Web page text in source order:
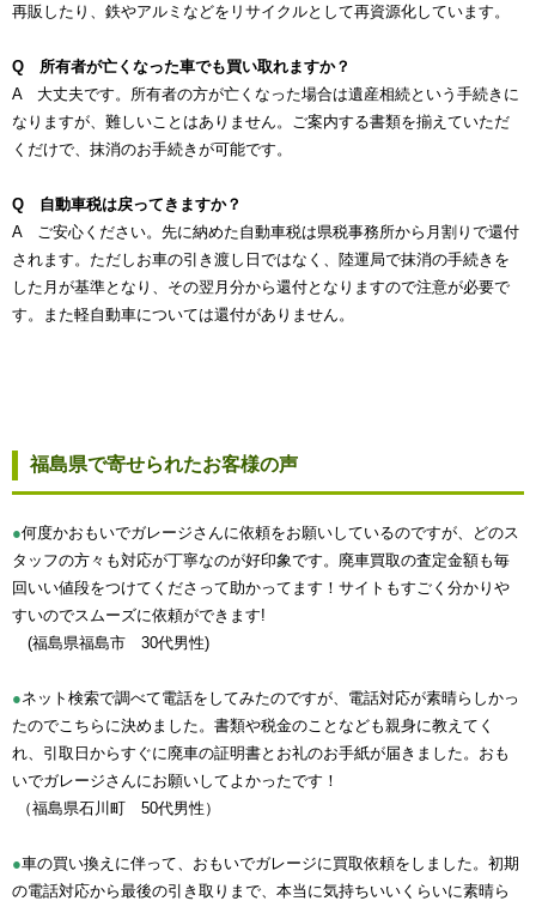
再販したり、鉄やアルミなどをリサイクルとして再資源化しています。
Q 所有者が亡くなった車でも買い取れますか？
A 大丈夫です。所有者の方が亡くなった場合は遺産相続という手続きに
なりますが、難しいことはありません。ご案内する書類を揃えていただ
くだけで、抹消のお手続きが可能です。
Q 自動車税は戻ってきますか？
A ご安心ください。先に納めた自動車税は県税事務所から月割りで還付
されます。ただしお車の引き渡し日ではなく、陸運局で抹消の手続きを
した月が基準となり、その翌月分から還付となりますので注意が必要で
す。また軽自動車については還付がありません。
福島県で寄せられたお客様の声
●何度かおもいでガレージさんに依頼をお願いしているのですが、どのス
タッフの方々も対応が丁寧なのが好印象です。廃車買取の査定金額も毎
回いい値段をつけてくださって助かってます！サイトもすごく分かりや
すいのでスムーズに依頼ができます!
(福島県福島市 30代男性)
●ネット検索で調べて電話をしてみたのですが、電話対応が素晴らしかっ
たのでこちらに決めました。書類や税金のことなども親身に教えてく
れ、引取日からすぐに廃車の証明書とお礼のお手紙が届きました。おも
いでガレージさんにお願いしてよかったです！
（福島県石川町 50代男性）
●車の買い換えに伴って、おもいでガレージに買取依頼をしました。初期
の電話対応から最後の引き取りまで、本当に気持ちいいくらいに素晴ら